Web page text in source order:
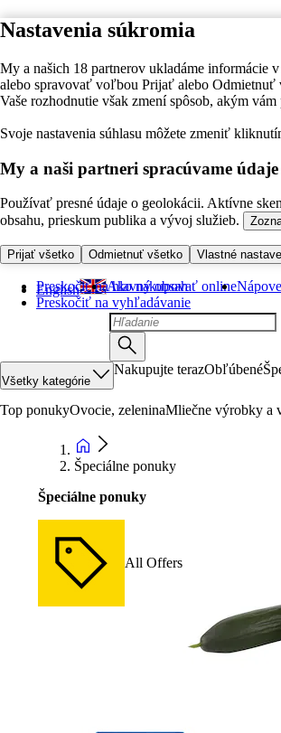
Nastavenia súkromia
My a našich 18 partnerov ukladáme informácie
alebo spravovať voľbou Prijať alebo
Vaše rozhodnutie však zmení spôsob, akým
Svoje nastavenia súhlasu môžete zmeniť
My a naši partneri spracúvame
Používať presné údaje o geolokácii. Aktívne
obsahu, prieskum publika a vývoj služieb.
Prijať všetko Odmietnuť všetko Vlastné
Preskočiť na hlavný obsah
Preskočiť na vyhľadávanie
English Ako nakupovať online
Všetky kategórie
Nakupujte terazObľúbené
Top ponukyOvocie, zeleninaMliečne výrobky a
Špeciálne ponuky
Špeciálne ponuky
All Offers